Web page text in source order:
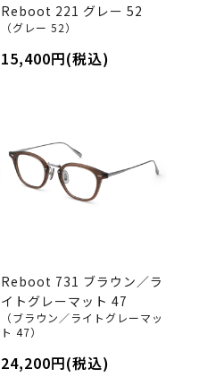
Reboot 221 グレー 52
（グレー 52）
15,400円(税込)
Reboot 731 ブラウン／ラ
イトグレーマット 47
（ブラウン／ライトグレーマッ
ト 47）
24,200円(税込)